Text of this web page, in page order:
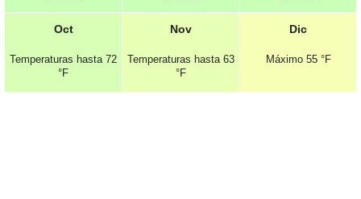
Oct
Temperaturas hasta 72
°F
Nov
Temperaturas hasta 63
°F
Dic
Máximo 55 °F